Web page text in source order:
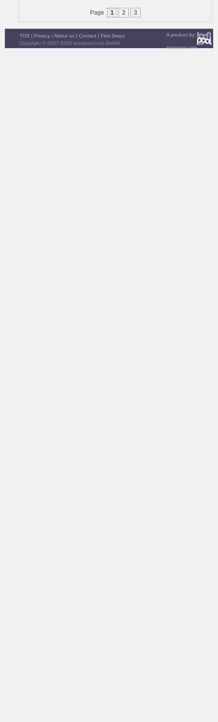
Page 1 2 3
A product by
toonpool.com
TOS | Privacy | About us | Contact | First Steps
Copyright © 2007-2026 toonpool.com GmbH